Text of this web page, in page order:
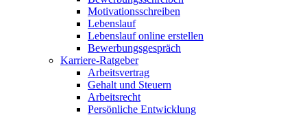
Motivationsschreiben
Lebenslauf
Lebenslauf online erstellen
Bewerbungsgespräch
Karriere-Ratgeber
Arbeitsvertrag
Gehalt und Steuern
Arbeitsrecht
Persönliche Entwicklung